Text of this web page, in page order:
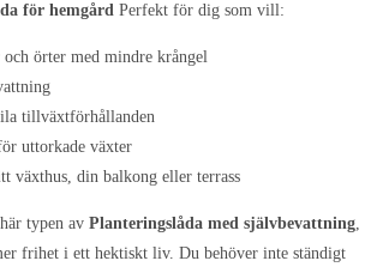
för hemgård Perfekt för dig som vill:
och örter med mindre krångel
tillväxtförhållanden
uttorkade växter
växthus, din balkong eller terrass
typen av Planteringslåda med självbevattning,
frihet i ett hektiskt liv. Du behöver inte ständigt